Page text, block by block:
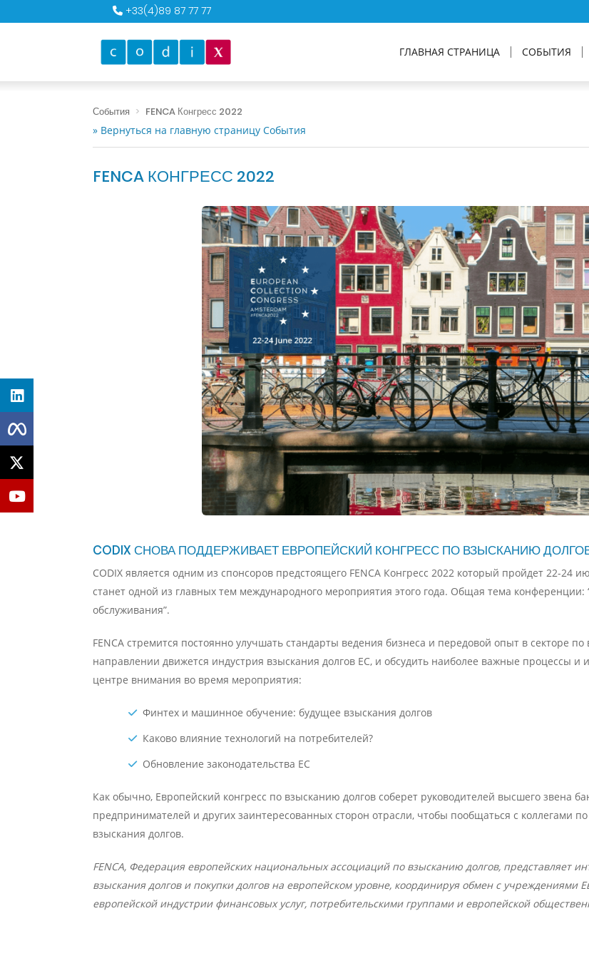
+33(4)89 87 77 77
ГЛАВНАЯ СТРАНИЦА СОБЫТИЯ
События
FENCA Конгресс 2022
» Вернуться на главную страницу События
FENCA КОНГРЕСС 2022
CODIX СНОВА ПОДДЕРЖИВАЕТ ЕВРОПЕЙСКИЙ КОНГРЕСС ПО ВЗЫСКАНИЮ
CODIX является одним из спонсоров предстоящего FENCA Конгресс 2022 который пройдет 22-24
станет одной из главных тем международного мероприятия этого года. Общая тема
обслуживания”.
FENCA стремится постоянно улучшать стандарты ведения бизнеса и передовой опыт в секторе
направлении движется индустрия взыскания долгов ЕС, и обсудить наиболее важные процессы
центре внимания во время мероприятия:
Финтех и машинное обучение: будущее взыскания долгов
Каково влияние технологий на потребителей?
Обновление законодательства ЕС
Как обычно, Европейский конгресс по взысканию долгов соберет руководителей высшего звена
предпринимателей и других заинтересованных сторон отрасли, чтобы пообщаться с коллегами
взыскания долгов.
FENCA, Федерация европейских национальных ассоциаций по взысканию долгов, представляет
взыскания долгов и покупки долгов на европейском уровне, координируя обмен с учреждениями
европейской индустрии финансовых услуг, потребительскими группами и европейской